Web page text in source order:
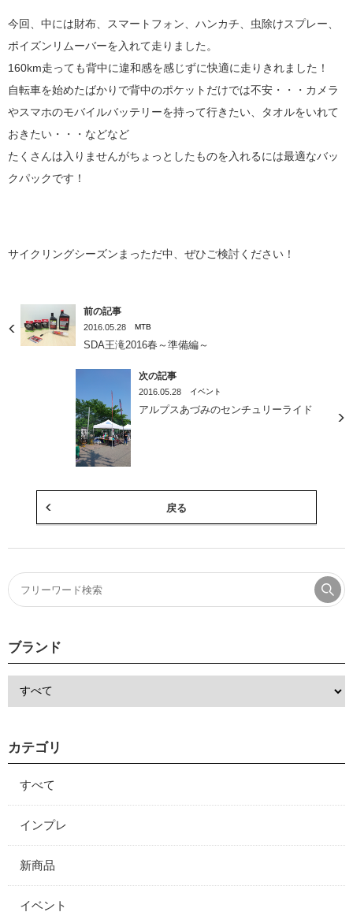
今回、中には財布、スマートフォン、ハンカチ、虫除けスプレー、
ポイズンリムーバーを入れて走りました。
160km走っても背中に違和感を感じずに快適に走りきれました！
自転車を始めたばかりで背中のポケットだけでは不安・・・カメラ
やスマホのモバイルバッテリーを持って行きたい、タオルをいれて
おきたい・・・などなど
たくさんは入りませんがちょっとしたものを入れるには最適なバッ
クパックです！
サイクリングシーズンまっただ中、ぜひご検討ください！
前の記事
2016.05.28 MTB
SDA王滝2016春～準備編～
次の記事
2016.05.28 イベント
アルプスあづみのセンチュリーライド
戻る
ブランド
カテゴリ
すべて
インプレ
新商品
イベント